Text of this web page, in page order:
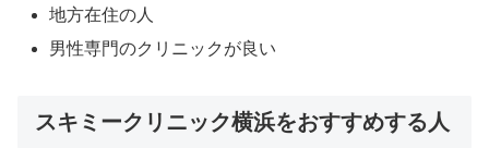
地方在住の人
男性専門のクリニックが良い
スキミークリニック横浜をおすすめする人